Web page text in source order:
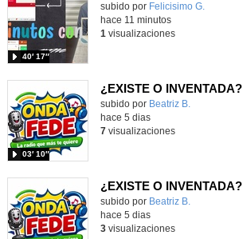
Contenido educativo.
subido por Felicisimo G.
40′ 17″
hace 11 minutos
1 visualizaciones
¿EXISTE O INVENTADA?
Contenido educativo.
subido por Beatriz B.
03′ 10″
hace 5 dias
7visualizaciones
¿EXISTE O INVENTADA?
Contenido educativo.
subido por Beatriz B.
hace 5 dias
3visualizaciones